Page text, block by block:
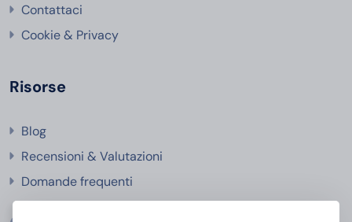
Contattaci
Cookie & Privacy
Risorse
Blog
Recensioni & Valutazioni
Domande frequenti